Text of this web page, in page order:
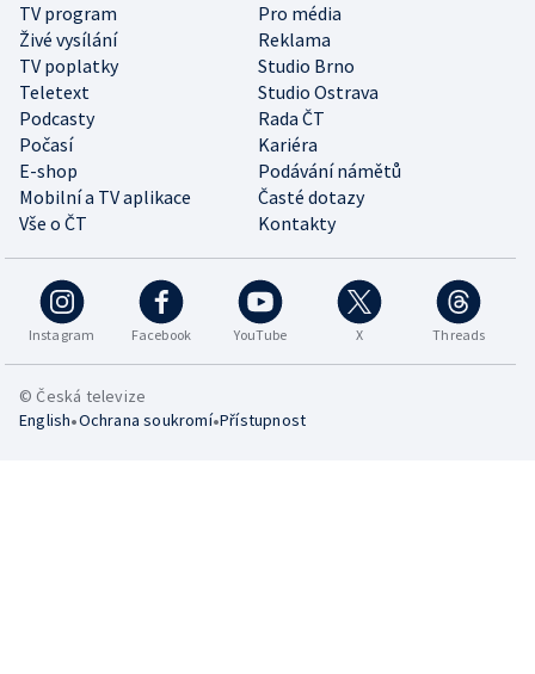
TV program
Pro média
Živé vysílání
Reklama
TV poplatky
Studio Brno
Teletext
Studio Ostrava
Podcasty
Rada ČT
Počasí
Kariéra
E-shop
Podávání námětů
Mobilní a TV aplikace
Časté dotazy
Vše o ČT
Kontakty
Instagram Facebook YouTube X Threads
© Česká televize
English•Ochrana soukromí•Přístupnost